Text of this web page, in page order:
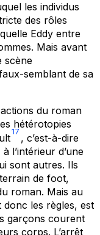
les individus
des rôles
Eddy entre
Mais avant
scène
semblant de sa
du roman
hétérotopies
17
, c’est-à-dire
l’intérieur d’une
sont autres. Ils
de foot,
roman. Mais au
donc les règles, est
garçons courent
corps. L’arrêt